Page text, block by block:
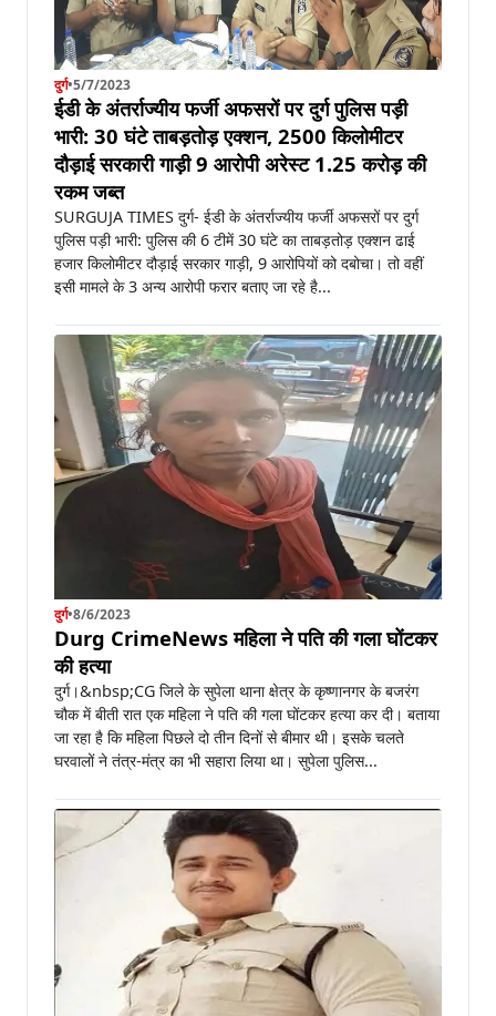
दुर्ग•5/7/2023
ईडी के अंतर्राज्यीय फर्जी अफसरों पर दुर्ग पुलिस पड़ी
भारी: 30 घंटे ताबड़तोड़ एक्शन, 2500 किलोमीटर
दौड़ाई सरकारी गाड़ी 9 आरोपी अरेस्ट 1.25 करोड़ की
रकम जब्त
SURGUJA TIMES दुर्ग- ईडी के अंतर्राज्यीय फर्जी अफसरों पर दुर्ग
पुलिस पड़ी भारी: पुलिस की 6 टीमें 30 घंटे का ताबड़तोड़ एक्शन ढाई
हजार किलोमीटर दौड़ाई सरकार गाड़ी, 9 आरोपियों को दबोचा। तो वहीं
इसी मामले के 3 अन्य आरोपी फरार बताए जा रहे है...
दुर्ग•8/6/2023
Durg CrimeNews महिला ने पति की गला घोंटकर
की हत्या
दुर्ग।&nbsp;CG जिले के सुपेला थाना क्षेत्र के कृष्णानगर के बजरंग
चौक में बीती रात एक महिला ने पति की गला घोंटकर हत्या कर दी। बताया
जा रहा है कि महिला पिछले दो तीन दिनों से बीमार थी। इसके चलते
घरवालों ने तंत्र-मंत्र का भी सहारा लिया था। सुपेला पुलिस...